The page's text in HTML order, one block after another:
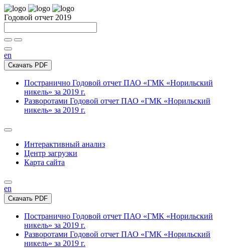
Годовой отчет 2019
en
Скачать PDF
Постранично Годовой отчет ПАО «ГМК «Норильский
никель» за 2019 г.
Разворотами Годовой отчет ПАО «ГМК «Норильский
никель» за 2019 г.
Интерактивный анализ
Центр загрузки
Карта сайта
en
Скачать PDF
Постранично Годовой отчет ПАО «ГМК «Норильский
никель» за 2019 г.
Разворотами Годовой отчет ПАО «ГМК «Норильский
никель» за 2019 г.